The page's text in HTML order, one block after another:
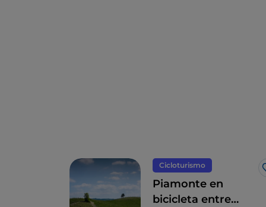
Cicloturismo
Piamonte en
bicicleta entre